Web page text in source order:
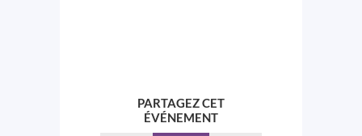
PARTAGEZ CET
ÉVÉNEMENT